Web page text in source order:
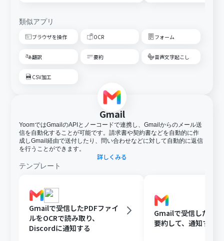
類似アプリ
ブラウザを操作 OCR フォーム
翻訳 要約 音声文字起こし
CSV加工
Gmail
YoomではGmailのAPIとノーコードで連携し、Gmailからのメール送
信を自動化することが可能です。請求書や契約書などを自動的に作
成しGmail経由で送付したり、問い合わせなどに対して自動的に返信
を行うことができます。
詳しくみる
テンプレート
Gmailで受信したPDFファイ
ルをOCRで読み取り、
Discordに通知する
Gmailで受信した内
要約して、通知する